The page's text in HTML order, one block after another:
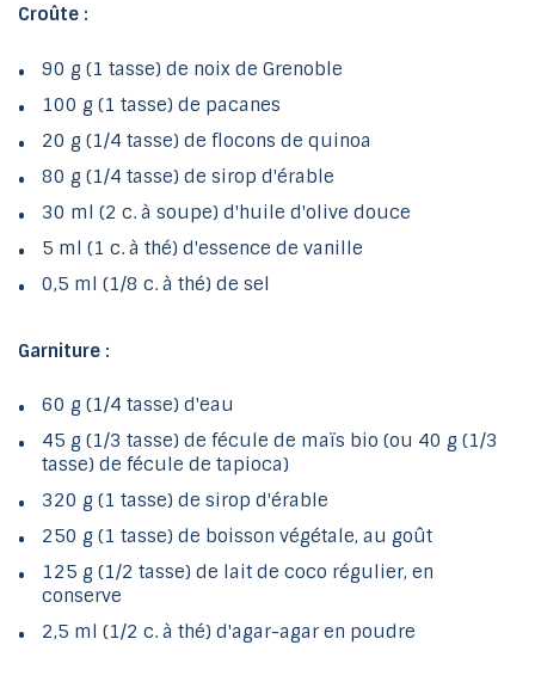
Croûte :
90 g (1 tasse) de noix de Grenoble
100 g (1 tasse) de pacanes
20 g (1/4 tasse) de flocons de quinoa
80 g (1/4 tasse) de sirop d'érable
30 ml (2 c. à soupe) d'huile d'olive douce
5 ml (1 c. à thé) d'essence de vanille
0,5 ml (1/8 c. à thé) de sel
Garniture :
60 g (1/4 tasse) d'eau
45 g (1/3 tasse) de fécule de maïs bio (ou 40 g (1/3
tasse) de fécule de tapioca)
320 g (1 tasse) de sirop d'érable
250 g (1 tasse) de boisson végétale, au goût
125 g (1/2 tasse) de lait de coco régulier, en
conserve
2,5 ml (1/2 c. à thé) d'agar-agar en poudre